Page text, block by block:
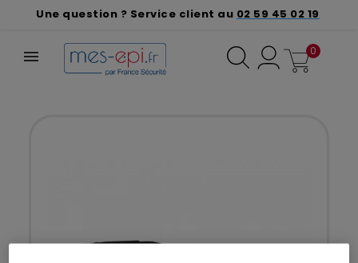
Une question ? Service client au 02 59 45 02 19
0